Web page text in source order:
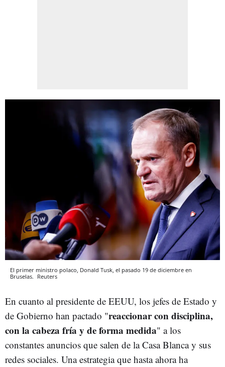
El primer ministro polaco, Donald Tusk, el pasado 19 de diciembre en
Bruselas. Reuters
En cuanto al presidente de EEUU, los jefes de Estado y
de Gobierno han pactado "reaccionar con disciplina,
con la cabeza fría y de forma medida" a los
constantes anuncios que salen de la Casa Blanca y sus
redes sociales. Una estrategia que hasta ahora ha